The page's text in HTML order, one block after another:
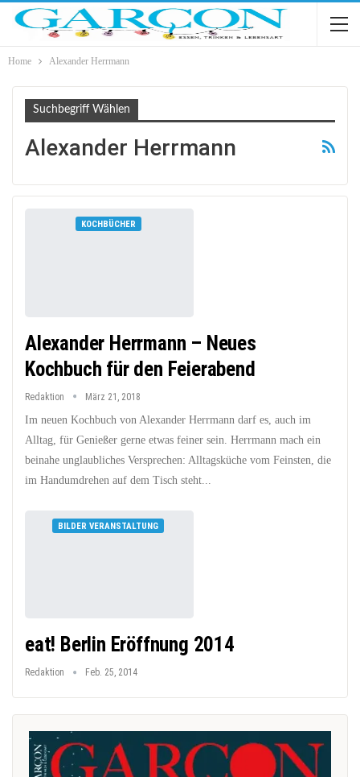
Home Alexander Herrmann
Suchbegriff Wählen
Alexander Herrmann
KOCHBÜCHER
Alexander Herrmann – Neues
Kochbuch für den Feierabend
Redaktion März 21, 2018
Im neuen Kochbuch von Alexander Herrmann darf es, auch im
Alltag, für Genießer gerne etwas feiner sein. Herrmann mach ein
beinahe unglaubliches Versprechen: Alltagsküche vom Feinsten, die
im Handumdrehen auf dem Tisch steht...
BILDER VERANSTALTUNG
eat! Berlin Eröffnung 2014
Redaktion Feb. 25, 2014